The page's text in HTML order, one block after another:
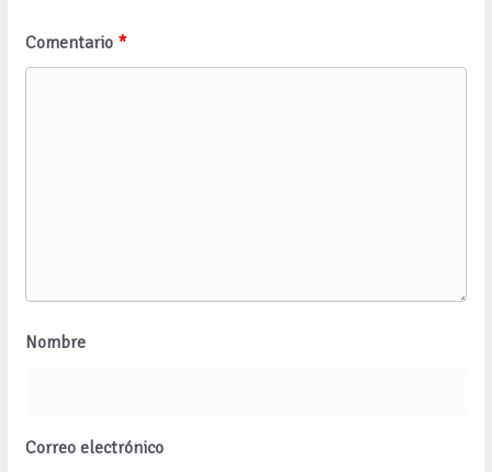
Comentario *
Nombre
Correo electrónico